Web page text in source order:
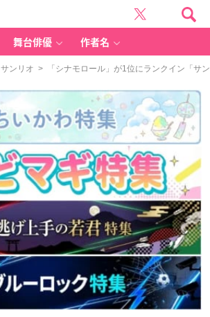
舞台俳優 作者名
サンリオ > 「シナモロール」が1位にランクイン「サ